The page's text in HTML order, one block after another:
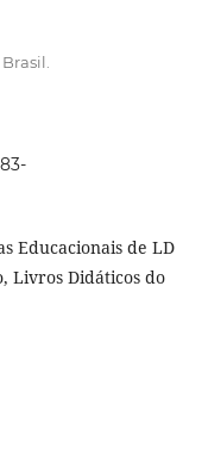
Educacionais de LD
Livros Didáticos do